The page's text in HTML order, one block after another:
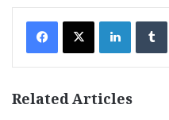
Related Articles